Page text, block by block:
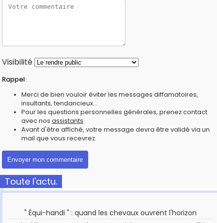
Visibilité
Rappel :
Merci de bien vouloir éviter les messages diffamatoires,
insultants, tendancieux...
Pour les questions personnelles générales, prenez contact
avec nos assistants
Avant d'être affiché, votre message devra être validé via un
mail que vous recevrez.
Toute l'actu.
" Équi-handi " : quand les chevaux ouvrent l'horizon